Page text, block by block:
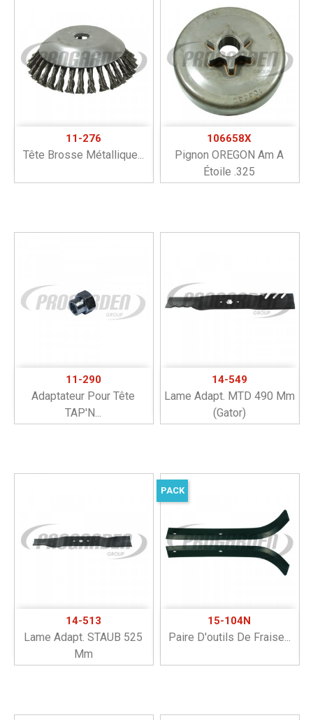
11-276
Tête Brosse Métallique...
106658X
Pignon OREGON Am A
Étoile .325
11-290
Adaptateur Pour Tête
TAP'N...
14-549
Lame Adapt. MTD 490 Mm
(gator)
14-513
Lame Adapt. STAUB 525
Mm
15-104N
Paire D'outils De Fraise...
PACK